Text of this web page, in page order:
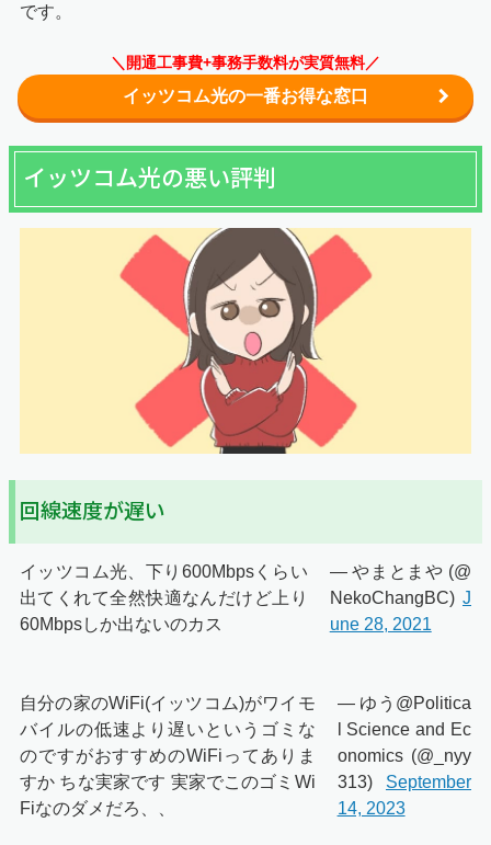
です。
＼開通工事費+事務手数料が実質無料／
イッツコム光の一番お得な窓口
イッツコム光の悪い評判
回線速度が遅い
イッツコム光、下り600Mbpsくらい
出てくれて全然快適なんだけど上り
60Mbpsしか出ないのカス
— やまとまや (@
NekoChangBC) J
une 28, 2021
自分の家のWiFi(イッツコム)がワイモ
バイルの低速より遅いというゴミな
のですがおすすめのWiFiってありま
すか ちな実家です 実家でこのゴミWi
Fiなのダメだろ、、
— ゆう@Politica
l Science and Ec
onomics (@_nyy
313) September
14, 2023